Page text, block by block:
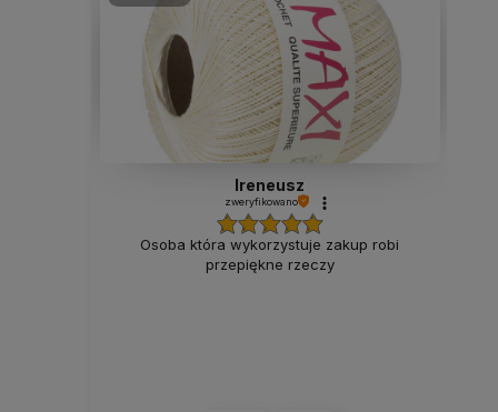
Ireneusz
zweryfikowano
Osoba która wykorzystuje zakup robi
przepiękne rzeczy